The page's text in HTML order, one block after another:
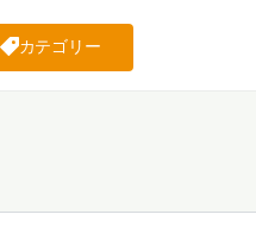
カテゴリー